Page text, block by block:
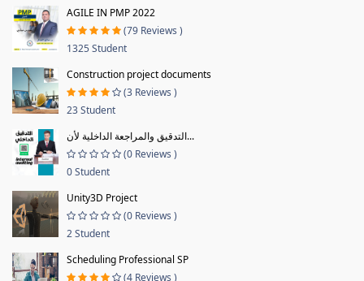
AGILE IN PMP 2022
(79 Reviews )
1325 Student
Construction project documents
(3 Reviews )
23 Student
التدقيق والمراجعة الداخلية لأن...
(0 Reviews )
0 Student
Unity3D Project
(0 Reviews )
2 Student
Scheduling Professional SP
(4 Reviews )